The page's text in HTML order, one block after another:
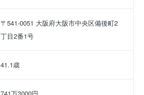
〒541-0051 大阪府大阪市中央区備後町2
丁目2番1号
41.1歳